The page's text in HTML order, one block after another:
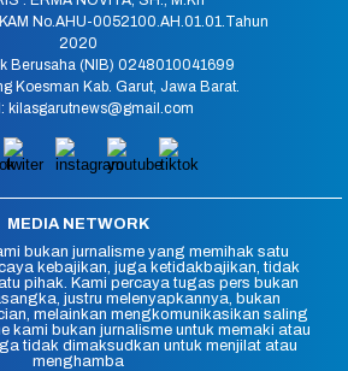
No.AHU-0052100.AH.01.01.Tahun
2020
Berusaha (NIB) 0248010041699
Koesman Kab. Garut, Jawa Barat.
kilasgarutnews@gmail.com
MEDIA NETWORK
bukan jurnalisme yang memihak satu
kebajikan, juga ketidakbajikan, tidak
pihak. Kami percaya tugas pers bukan
justru melenyapkannya, bukan
melainkan mengkomunikasikan saling
kami bukan jurnalisme untuk memaki atau
tidak dimaksudkan untuk menjilat atau
menghamba